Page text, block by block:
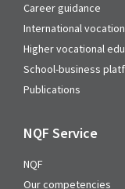
Career guidance
International
Higher vocational
School-business
Publications
NQF Service
NQF
Our competencies